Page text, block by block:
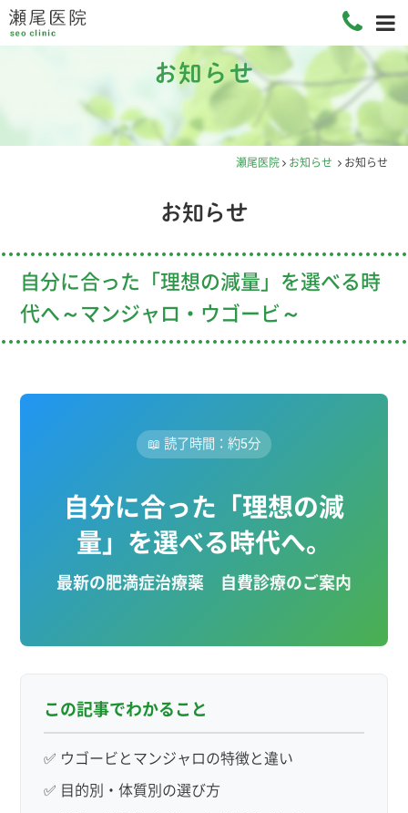
お知らせ
瀬尾医院 お知らせ お知らせ
お知らせ
自分に合った「理想の減量」を選べる時
代へ～マンジャロ・ウゴービ～
📖 読了時間：約5分
自分に合った「理想の減
量」を選べる時代へ。
最新の肥満症治療薬 自費診療のご案内
この記事でわかること
✅ ウゴービとマンジャロの特徴と違い
✅ 目的別・体質別の選び方